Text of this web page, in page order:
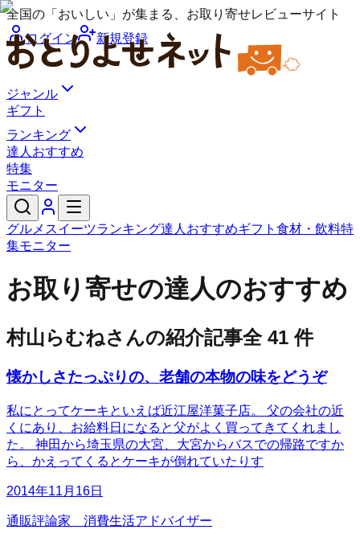
全国の「おいしい」が集まる、お取り寄せレビューサイト
ログイン
新規登録
ジャンル
ギフト
ランキング
達人おすすめ
特集
モニター
グルメ スイーツランキング達人おすすめギフト 食材・飲料特
集モニター
お取り寄せの達人のおすすめ
村山らむねさんの紹介記事全 41 件
懐かしさたっぷりの、老舗の本物の味をどうぞ
私にとってケーキといえば近江屋洋菓子店。 父の会社の近
くにあり、お給料日になると父がよく買ってきてくれまし
た。 神田から埼玉県の大宮、大宮からバスでの帰路ですか
ら、かえってくるとケーキが倒れていたりす
2014年11月16日
通販評論家 消費生活アドバイザー